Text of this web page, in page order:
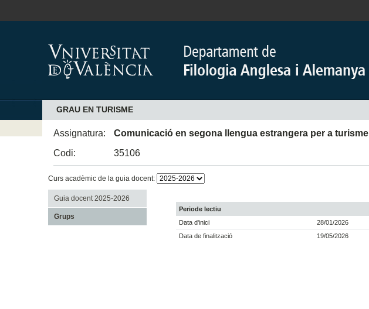
GRAU EN TURISME
Assignatura:
Comunicació en segona llengua estrangera per a turisme I
Codi:
35106
Curs acadèmic de la guia docent:
Guia docent 2025-2026
Grups
Periode lectiu
Data d'inici
28/01/2026
Data de finalització
19/05/2026